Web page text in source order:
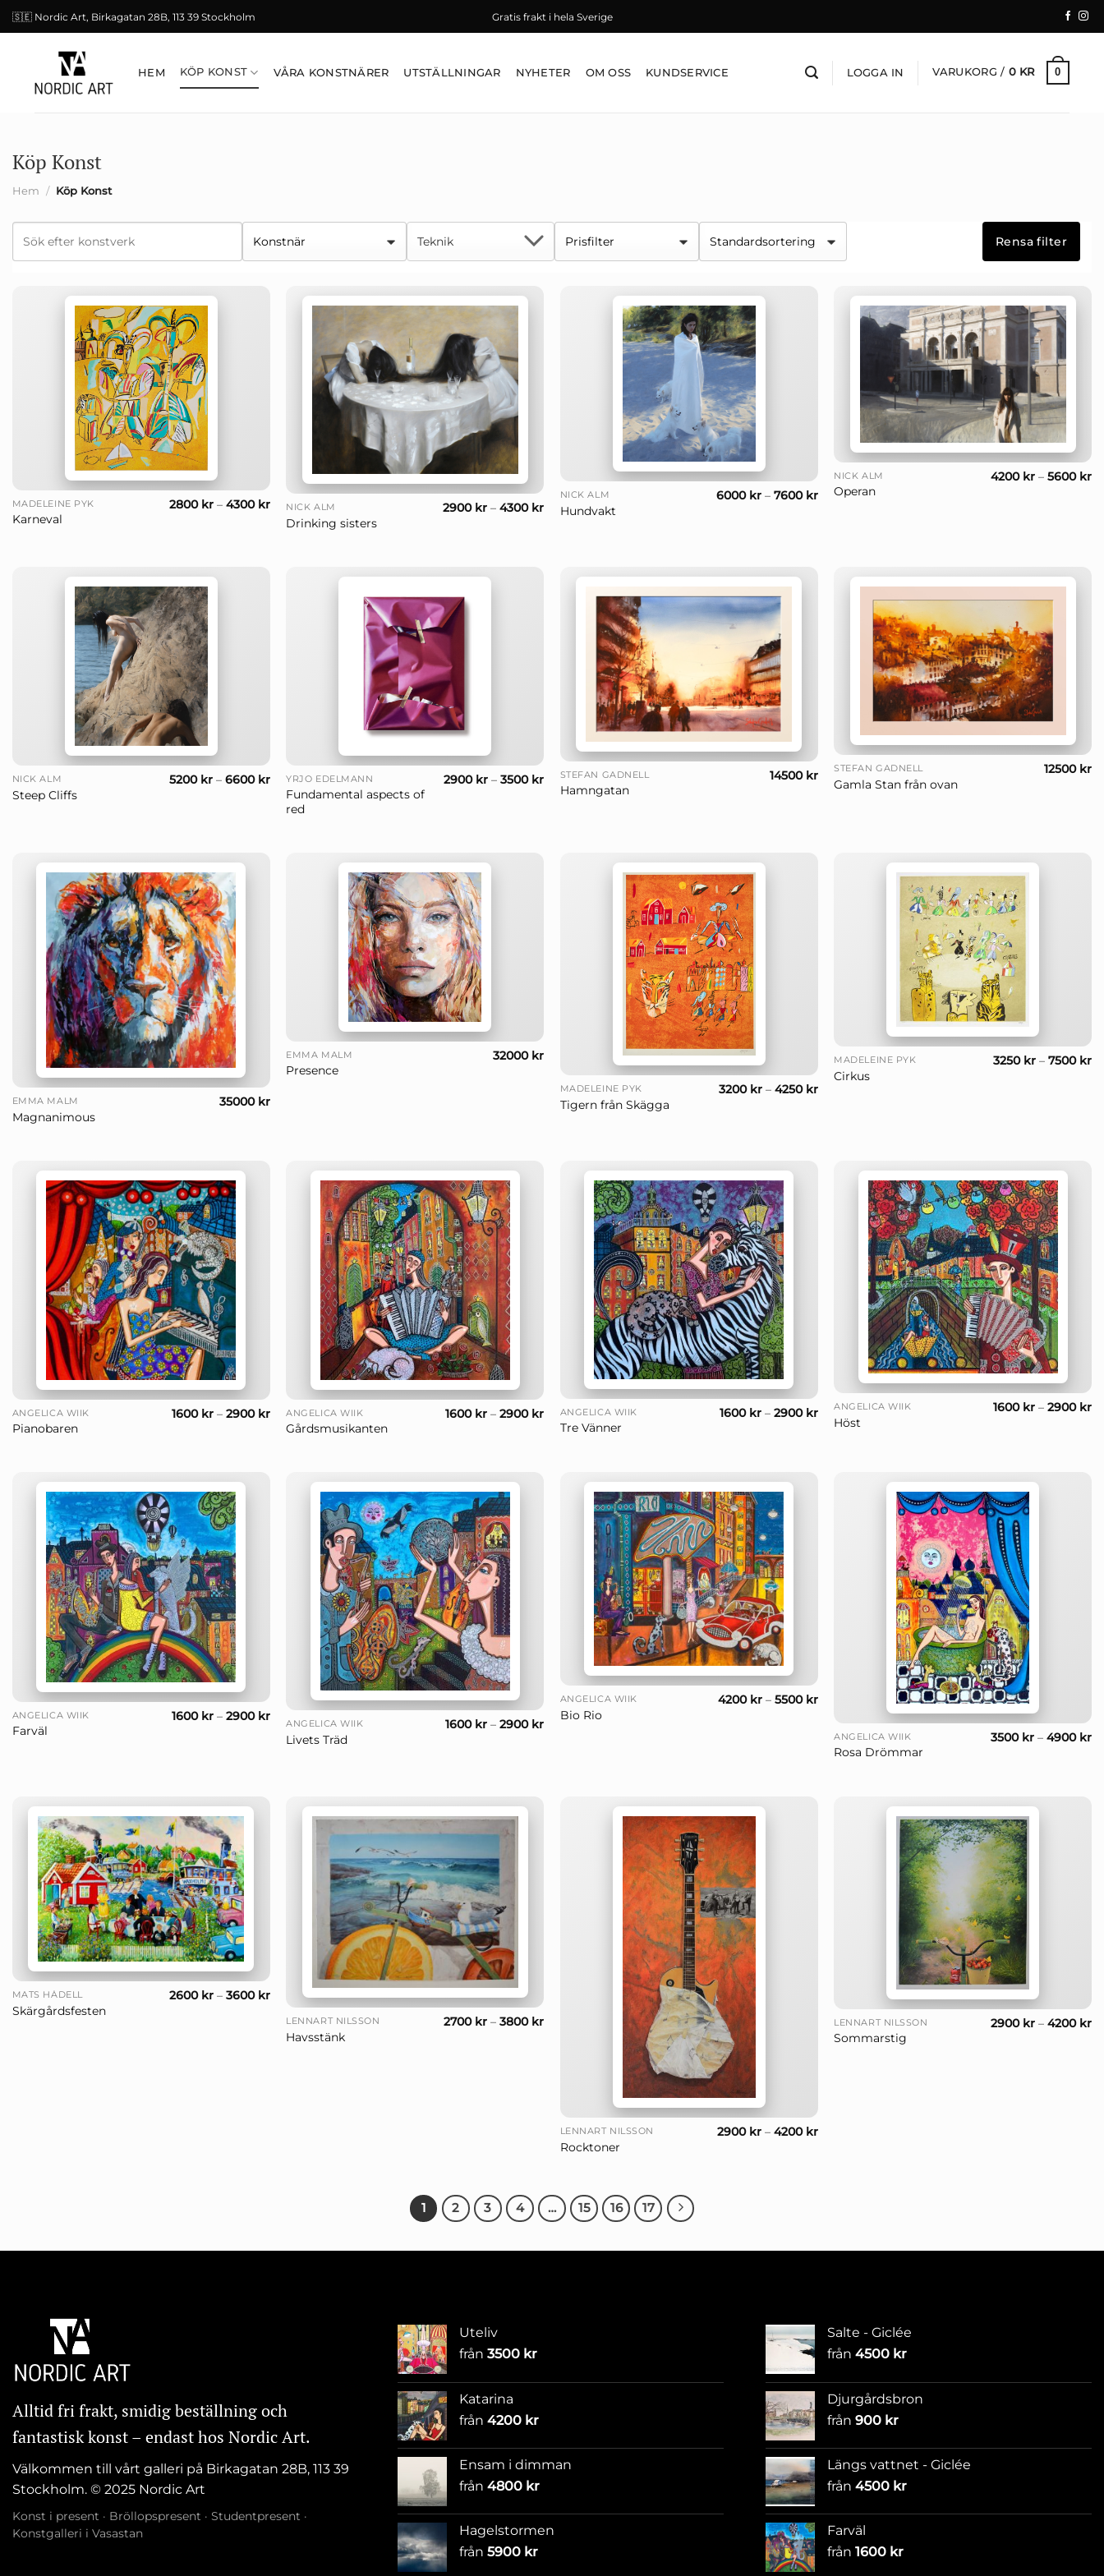
Skip
to
🇸🇪 Nordic Art, Birkagatan 28B, 113 39 Stockholm Gratis frakt i hela Sverige
HEM KÖP KONST VÅRA KONSTNÄRER UTSTÄLLNINGAR NYHETER OM OSS KUNDSERVICE LOGGA IN VARUKORG / 0 KR 0
Köp Konst
Hem / Köp Konst
Rensa filter
MADELEINE PYK
Karneval
2800 kr– 4300 kr NICK ALM
Drinking sisters
2900 kr –4300 kr
NICK ALM
Hundvakt
6000 kr– 7600 kr
NICK ALM
Operan
4200 kr –5600 kr
NICK ALM
Steep Cliffs
5200 kr– 6600 kr YRJÖ EDELMANN
Fundamental aspects of
red
2900 kr –3500 kr STEFAN GADNELL
Hamngatan
14500 kr STEFAN GADNELL
Gamla Stan från ovan
12500 kr
+
EMMA MALM
Magnanimous
35000 kr
EMMA MALM
Presence
32000 kr
MADELEINE PYK
Tigern från Skägga
3200 kr– 4250 kr
MADELEINE PYK
Cirkus
3250 kr –7500 kr
+
ANGELICA WIIK
Pianobaren
1600 kr– 2900 kr
+
ANGELICA WIIK
Gårdsmusikanten
1600 kr –2900 kr
+
ANGELICA WIIK
Tre Vänner
1600 kr– 2900 kr
+
ANGELICA WIIK
Höst
1600 kr –2900 kr
+
ANGELICA WIIK
Farväl
1600 kr– 2900 kr
+
ANGELICA WIIK
Livets Träd
1600 kr –2900 kr
+
ANGELICA WIIK
Bio Rio
4200 kr– 5500 kr
ANGELICA WIIK
Rosa Drömmar
3500 kr –4900 kr
MATS HÅDELL
Skärgårdsfesten
2600 kr– 3600 kr
LENNART NILSSON
Havsstänk
2700 kr –3800 kr
LENNART NILSSON
Rocktoner
2900 kr– 4200 kr
LENNART NILSSON
Sommarstig
2900 kr –4200 kr
1 2 3 4 … 15 16 17
Alltid fri frakt, smidig beställning och
fantastisk konst – endast hos Nordic Art.
Välkommen till vårt galleri på Birkagatan 28B, 113 39
Stockholm. © 2025 Nordic Art
Konst i present · Bröllopspresent · Studentpresent ·
Konstgalleri i Vasastan
Uteliv
från 3500 kr
Katarina
från 4200 kr
Ensam i dimman
från 4800 kr
Hagelstormen
från 5900 kr
Salte - Giclée
från 4500 kr
Djurgårdsbron
från 900 kr
Längs vattnet - Giclée
från 4500 kr
Farväl
från 1600 kr